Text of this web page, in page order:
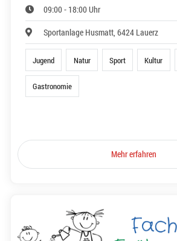
09:00 - 18:00 Uhr
Sportanlage Husmatt, 6424 Lauerz
Jugend Natur Sport Kultur
Gastronomie
Mehr erfahren